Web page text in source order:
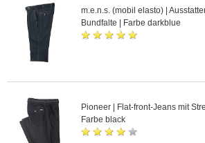
m.e.n.s. (mobil elasto) |
Bundfalte | Farbe darkblue
Pioneer | Flat-front-Jeans mit
Farbe black